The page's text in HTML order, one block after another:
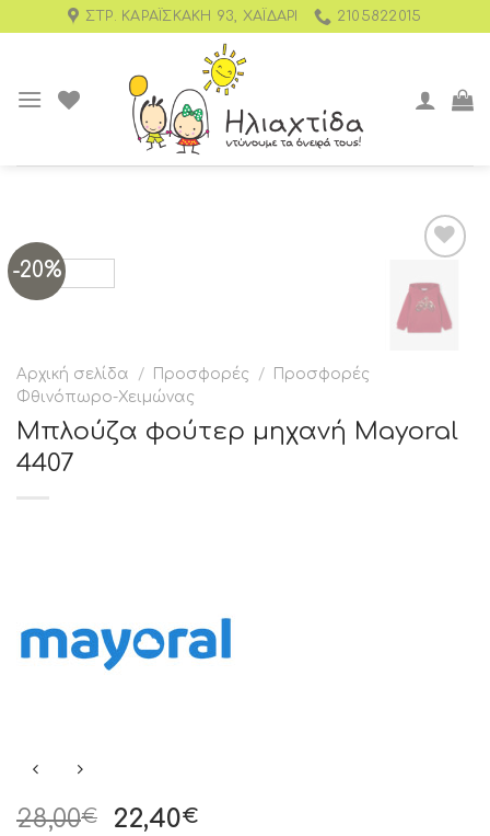
ΣΤΡ. ΚΑΡΑΪΣΚΆΚΗ 93, ΧΑΪΔΆΡΙ 2105822015
-20%
Add to
wishlist
Αρχική σελίδα / Προσφορές /
Προσφορές
Φθινόπωρο-Χειμώνας
Μπλούζα φούτερ μηχανή Mayoral
4407
28,00€ 22,40€